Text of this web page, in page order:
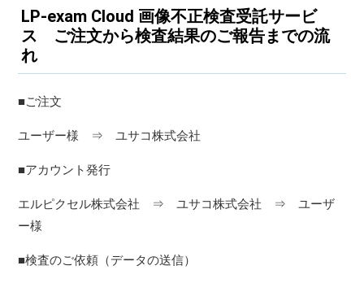
LP-exam Cloud 画像不正検査受託サービ
ス ご注文から検査結果のご報告までの流
れ
■ご注文
ユーザー様 ⇒ ユサコ株式会社
■アカウント発行
エルピクセル株式会社 ⇒ ユサコ株式会社 ⇒ ユーザ
ー様
■検査のご依頼（データの送信）